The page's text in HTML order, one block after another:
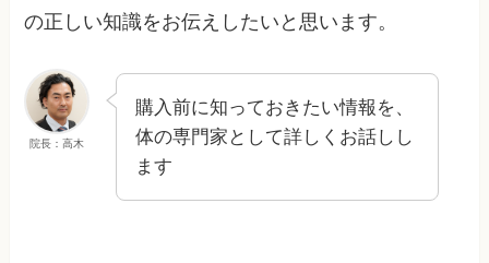
の正しい知識をお伝えしたいと思います。
院長：高木
購入前に知っておきたい情報を、
体の専門家として詳しくお話しし
ます